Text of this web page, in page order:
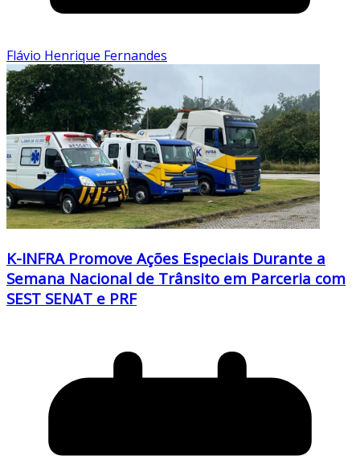
Flávio Henrique Fernandes
K-INFRA Promove Ações Especiais Durante a
Semana Nacional de Trânsito em Parceria com
SEST SENAT e PRF